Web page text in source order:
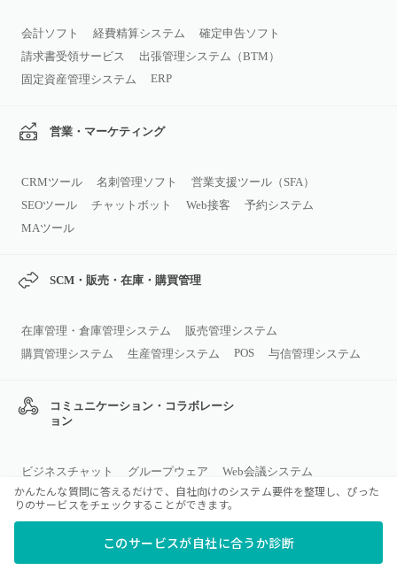
会計ソフト 経費精算システム
確定申告ソフト
請求書受領サービス
出張管理システム（BTM）
固定資産管理システム
ERP
営業・マーケティング
CRMツール 名刺管理ソフト
営業支援ツール（SFA）
SEOツール
チャットボット Web接客
予約システム
MAツール
SCM・販売・在庫・購買管理
在庫管理・倉庫管理システム
販売管理システム
購買管理システム
生産管理システム POS 与信管理システム
コミュニケーション・コラボレーシ
ョン
ビジネスチャット グループウェア
Web会議システム
メールソフト
ナレッジマネジメントツール
カレンダーツール
かんたんな質問に答えるだけで、自社向けのシステム要件を整理し、ぴった
りのサービスをチェックすることができます。
このサービスが自社に合うか診断